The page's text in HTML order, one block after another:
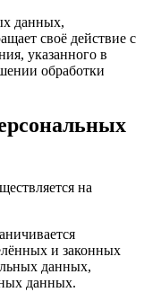
данных,
своё действие с
указанного в
обработки
на
и законных
данных,
данных.